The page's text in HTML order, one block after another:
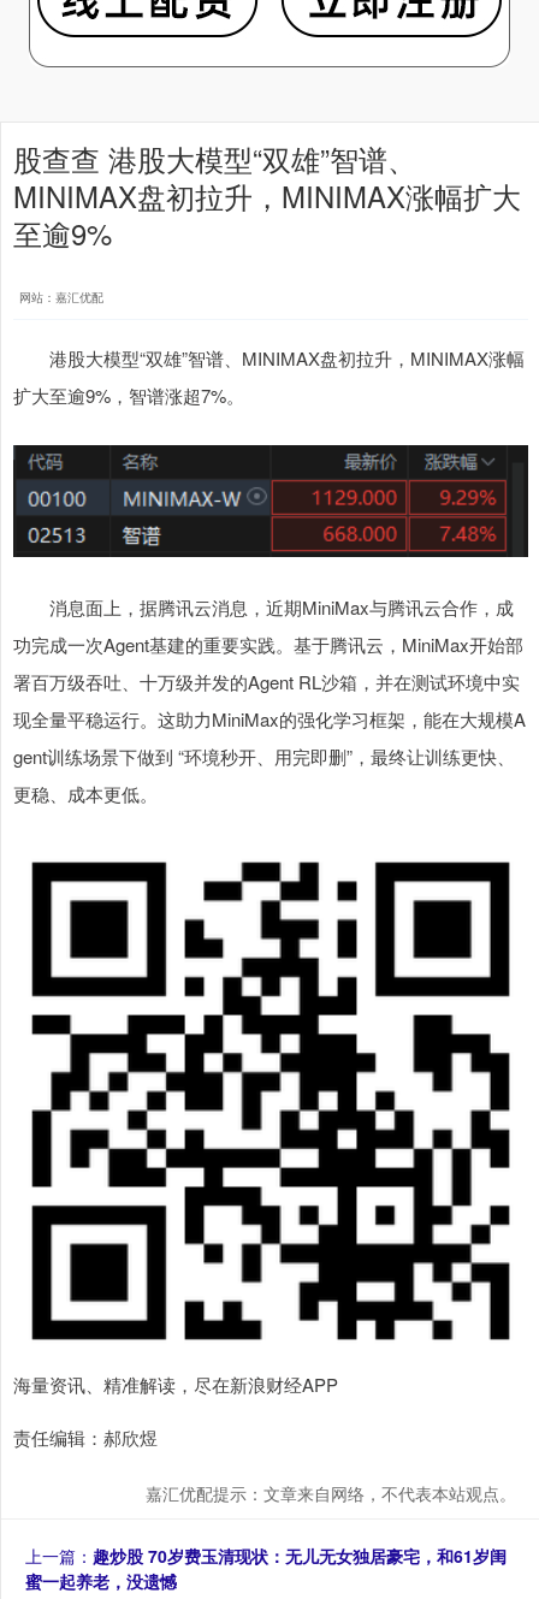
股查查 港股大模型“双雄”智谱、
MINIMAX盘初拉升，MINIMAX涨幅扩大
至逾9%
网站：嘉汇优配
港股大模型“双雄”智谱、MINIMAX盘初拉升，MINIMAX涨幅
扩大至逾9%，智谱涨超7%。
消息面上，据腾讯云消息，近期MiniMax与腾讯云合作，成
功完成一次Agent基建的重要实践。基于腾讯云，MiniMax开始部
署百万级吞吐、十万级并发的Agent RL沙箱，并在测试环境中实
现全量平稳运行。这助力MiniMax的强化学习框架，能在大规模A
gent训练场景下做到 “环境秒开、用完即删”，最终让训练更快、
更稳、成本更低。
海量资讯、精准解读，尽在新浪财经APP
责任编辑：郝欣煜
嘉汇优配提示：文章来自网络，不代表本站观点。
上一篇： 趣炒股 70岁费玉清现状：无儿无女独居豪宅，和61岁闺
蜜一起养老，没遗憾